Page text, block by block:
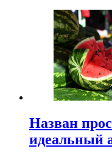
Назван
идеальный